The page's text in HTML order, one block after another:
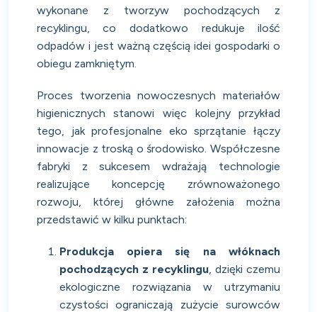
wykonane z tworzyw pochodzących z
recyklingu, co dodatkowo redukuje ilość
odpadów i jest ważną częścią idei gospodarki o
obiegu zamkniętym.
Proces tworzenia nowoczesnych materiałów
higienicznych stanowi więc kolejny przykład
tego, jak profesjonalne eko sprzątanie łączy
innowacje z troską o środowisko. Współczesne
fabryki z sukcesem wdrażają technologie
realizujące koncepcję zrównoważonego
rozwoju, której główne założenia można
przedstawić w kilku punktach:
Produkcja opiera się na włóknach
pochodzących z recyklingu , dzięki czemu
ekologiczne rozwiązania w utrzymaniu
czystości ograniczają zużycie surowców